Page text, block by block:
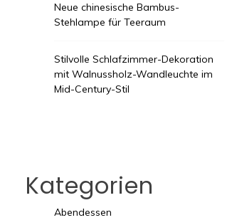
Neue chinesische Bambus-
Stehlampe für Teeraum
Stilvolle Schlafzimmer-Dekoration
mit Walnussholz-Wandleuchte im
Mid-Century-Stil
Kategorien
Abendessen